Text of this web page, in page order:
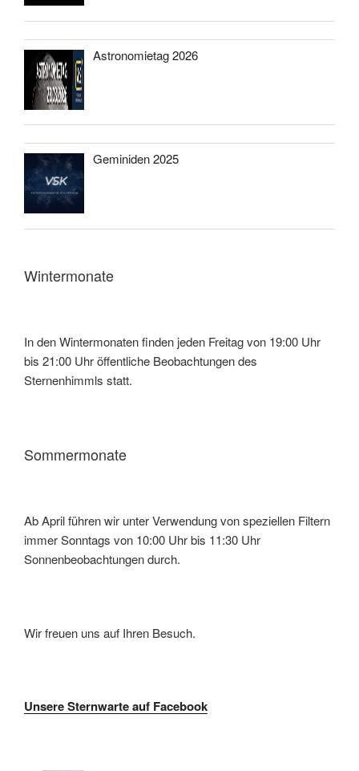
Astronomietag 2026
Geminiden 2025
Wintermonate
In den Wintermonaten finden jeden Freitag von 19:00 Uhr
bis 21:00 Uhr öffentliche Beobachtungen des
Sternenhimmls statt.
Sommermonate
Ab April führen wir unter Verwendung von speziellen Filtern
immer Sonntags von 10:00 Uhr bis 11:30 Uhr
Sonnenbeobachtungen durch.
Wir freuen uns auf Ihren Besuch.
Unsere Sternwarte auf Facebook